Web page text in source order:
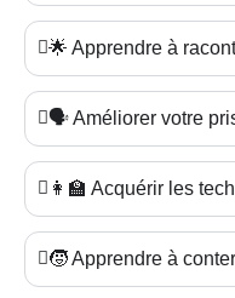
🌟 Apprendre à
🗣️ Améliorer votre
👩‍🏫 Acquérir les
🧒 Apprendre à